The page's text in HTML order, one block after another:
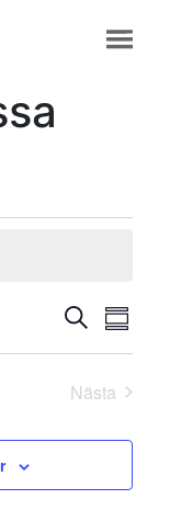
and
Views
Sök
Nästa